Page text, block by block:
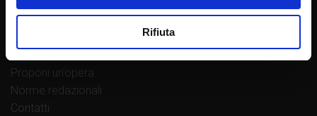
Rifiuta
La casa editrice
Proponi un’opera
Norme redazionali
Contatti